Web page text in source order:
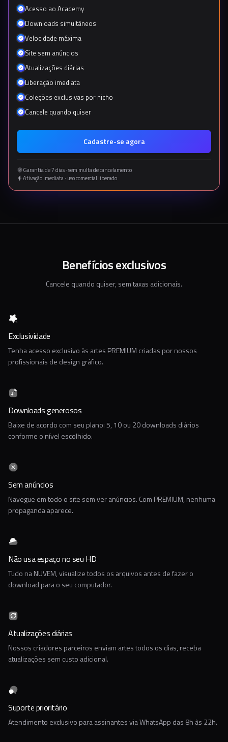
Acesso ao Academy
Downloads simultâneos
Velocidade máxima
Site sem anúncios
Atualizações diárias
Liberação imediata
Coleções exclusivas por nicho
Cancele quando quiser
Cadastre-se agora
Garantia de 7 dias · sem multa de cancelamento
Ativação imediata · uso comercial liberado
Benefícios exclusivos
Cancele quando quiser, sem taxas adicionais.
Exclusividade
Tenha acesso exclusivo às artes PREMIUM criadas por nossos
profissionais de design gráfico.
Downloads generosos
Baixe de acordo com seu plano: 5, 10 ou 20 downloads diários
conforme o nível escolhido.
Sem anúncios
Navegue em todo o site sem ver anúncios. Com PREMIUM, nenhuma
propaganda aparece.
Não usa espaço no seu HD
Tudo na NUVEM, visualize todos os arquivos antes de fazer o
download para o seu computador.
Atualizações diárias
Nossos criadores parceiros enviam artes todos os dias, receba
atualizações sem custo adicional.
Suporte prioritário
Atendimento exclusivo para assinantes via WhatsApp das 8h às 22h.